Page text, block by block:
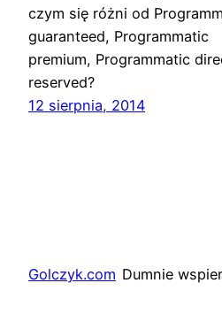
czym się różni od
guaranteed, Programmatic
premium, Programmatic
reserved?
12 sierpnia, 2014
Golczyk.com Dumnie